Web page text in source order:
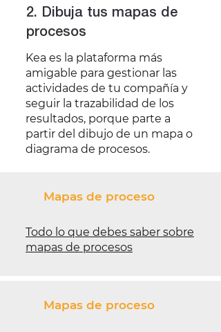
2. Dibuja tus mapas de
procesos
Kea es la plataforma más
amigable para gestionar las
actividades de tu compañía y
seguir la trazabilidad de los
resultados, porque parte a
partir del dibujo de un mapa o
diagrama de procesos.
Mapas de proceso
Todo lo que debes saber sobre
mapas de procesos
Mapas de proceso